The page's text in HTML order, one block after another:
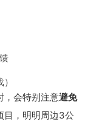
，会特别注意避免
目，明明周边3公